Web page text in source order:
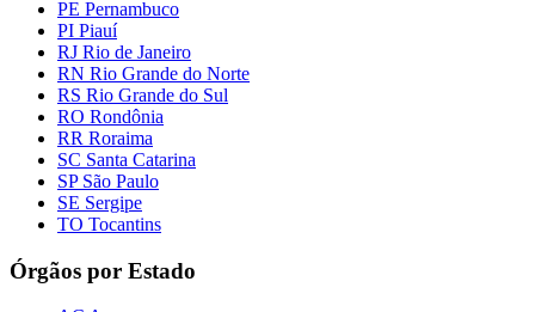
PE Pernambuco
PI Piauí
RJ Rio de Janeiro
RN Rio Grande do Norte
RS Rio Grande do Sul
RO Rondônia
RR Roraima
SC Santa Catarina
SP São Paulo
SE Sergipe
TO Tocantins
Órgãos por Estado